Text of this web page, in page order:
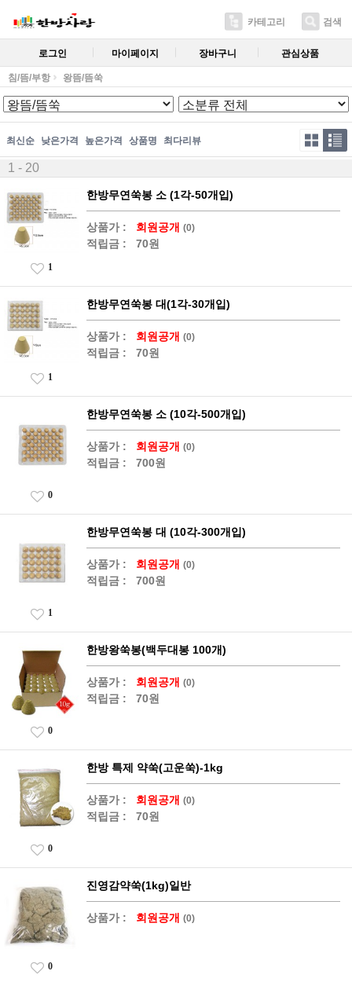
카테고리 검색
로그인 마이페이지 장바구니 관심상품
침/뜸/부항 왕뜸/뜸쑥
최신순 낮은가격 높은가격 상품명 최다리뷰
1 - 20
한방무연쑥봉 소 (1각-50개입)
상품가 : 회원공개 (0)
적립금 : 70원
1
한방무연쑥봉 대(1각-30개입)
상품가 : 회원공개 (0)
적립금 : 70원
1
한방무연쑥봉 소 (10각-500개입)
상품가 : 회원공개 (0)
적립금 : 700원
0
한방무연쑥봉 대 (10각-300개입)
상품가 : 회원공개 (0)
적립금 : 700원
1
한방왕쑥봉(백두대봉 100개)
상품가 : 회원공개 (0)
적립금 : 70원
0
한방 특제 약쑥(고운쑥)-1kg
상품가 : 회원공개 (0)
적립금 : 70원
0
진영감약쑥(1kg)일반
상품가 : 회원공개 (0)
0